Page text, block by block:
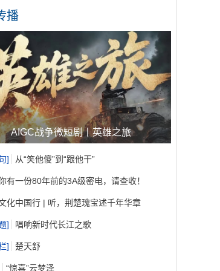
播
AIGC战争微短剧丨英雄之旅
] 从“笑他傻”到“跟他干”
有一份80年前的3A级密电，请查收！
化中国行 | 听，荆楚瑰宝述千年华章
] 唱响新时代长江之歌
] 楚天舒
“惊喜”云梦泽